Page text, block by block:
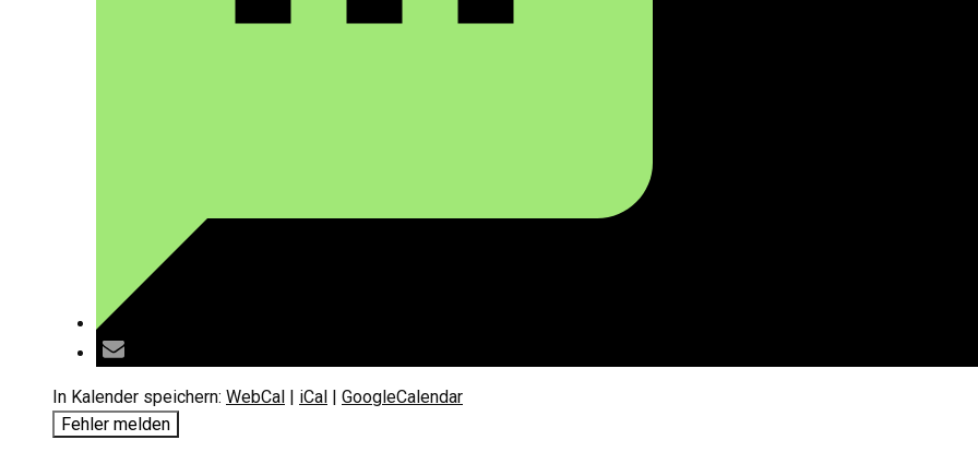
In Kalender speichern: WebCal | iCal | GoogleCalendar
Fehler melden